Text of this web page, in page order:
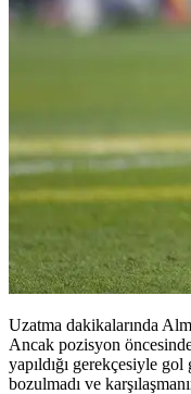
Uzatma dakikalarında
Ancak pozisyon
yapıldığı gerekçesiyle
bozulmadı ve